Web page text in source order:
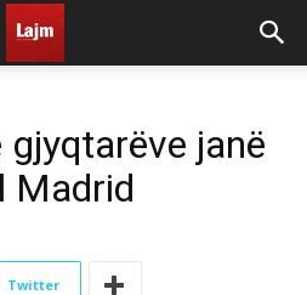
gjyqtarëve janë
Madrid
Twitter